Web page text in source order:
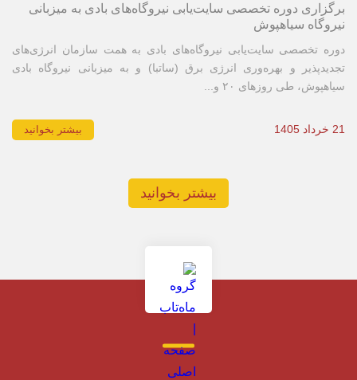
برگزاری دوره تخصصی سایت‌یابی نیروگاه‌های بادی به میزبانی
نیروگاه سیاهپوش
دوره تخصصی سایت‌یابی نیروگاه‌های بادی به همت سازمان انرژی‌های
تجدیدپذیر و بهره‌وری انرژی برق (ساتبا) و به میزبانی نیروگاه بادی
سیاهپوش، طی روزهای ۲۰ و...
21 خرداد 1405 بیشتر بخوانید
بیشتر بخوانید